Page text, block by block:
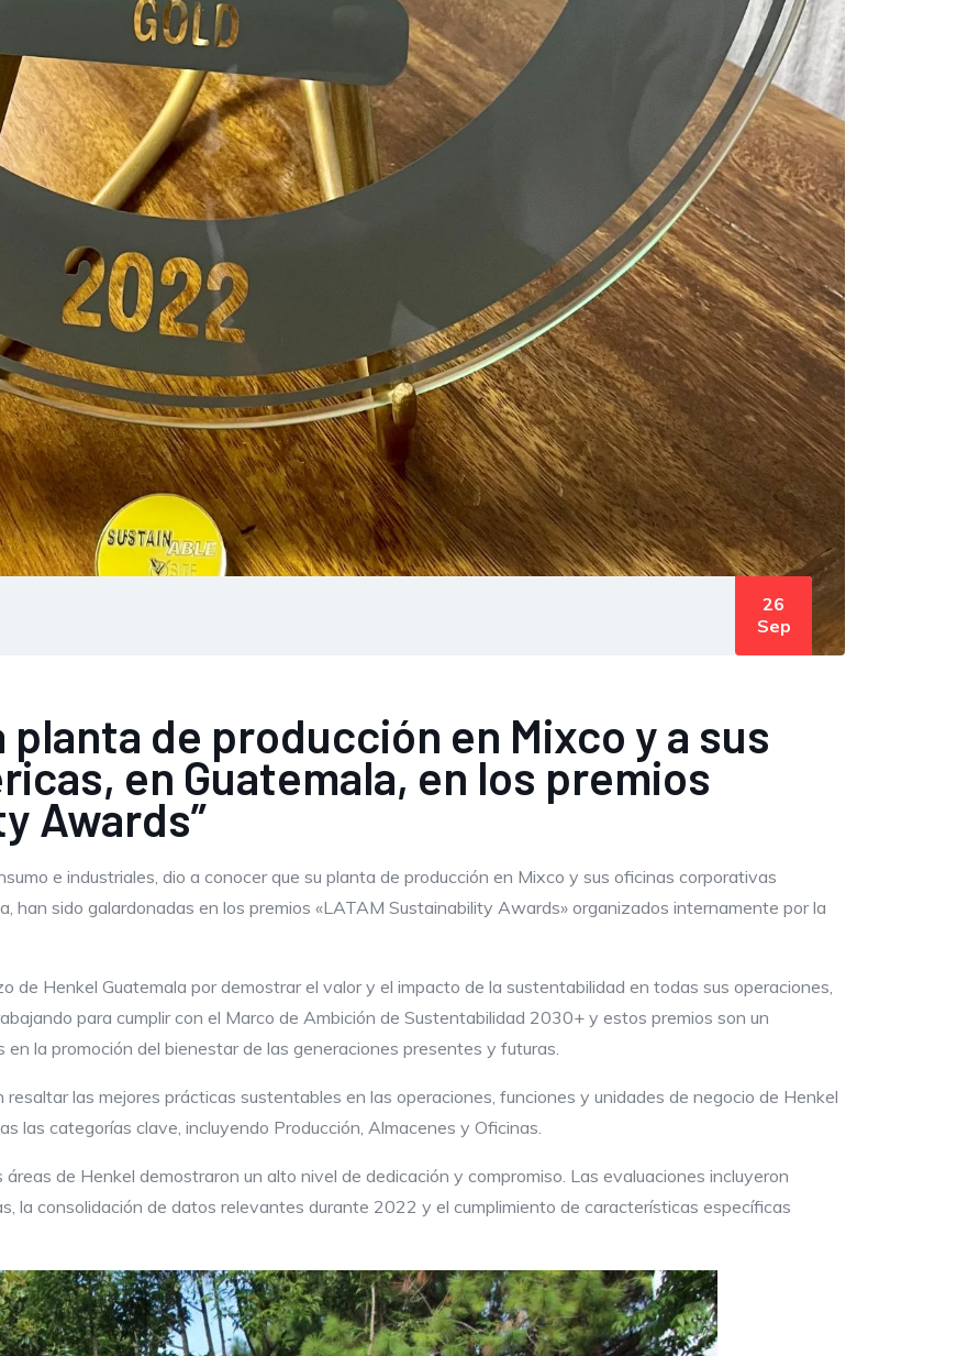
26
Sep
planta de producción en Mixco y a sus
en Guatemala, en los premios
Awards”
e industriales, dio a conocer que su planta de producción en Mixco y sus oficinas corporativas
han sido galardonadas en los premios «LATAM Sustainability Awards» organizados internamente por la
de Henkel Guatemala por demostrar el valor y el impacto de la sustentabilidad en todas sus operaciones,
para cumplir con el Marco de Ambición de Sustentabilidad 2030+ y estos premios son un
la promoción del bienestar de las generaciones presentes y futuras.
las mejores prácticas sustentables en las operaciones, funciones y unidades de negocio de Henkel
las categorías clave, incluyendo Producción, Almacenes y Oficinas.
de Henkel demostraron un alto nivel de dedicación y compromiso. Las evaluaciones incluyeron
la consolidación de datos relevantes durante 2022 y el cumplimiento de características específicas